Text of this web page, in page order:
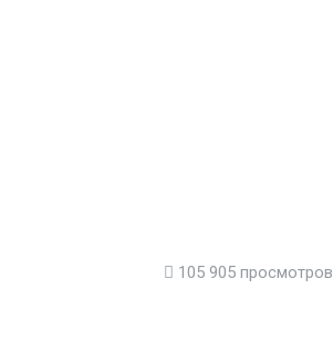
105 905 просмотров